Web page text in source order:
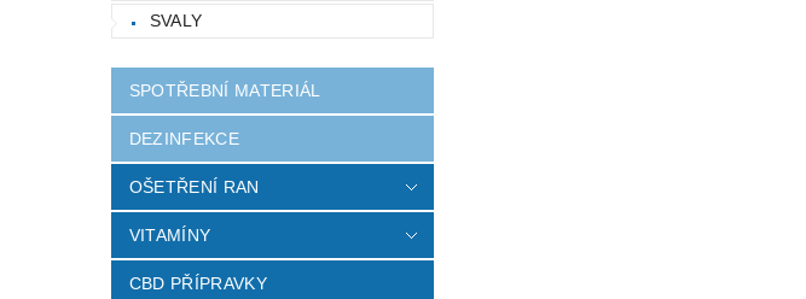
SVALY
SPOTŘEBNÍ MATERIÁL
DEZINFEKCE
OŠETŘENÍ RAN
VITAMÍNY
CBD PŘÍPRAVKY